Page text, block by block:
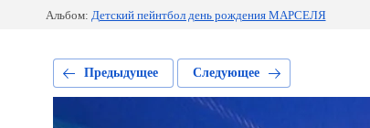
Альбом: Детский пейнтбол день рождения МАРСЕЛЯ
Предыдущее Следующее